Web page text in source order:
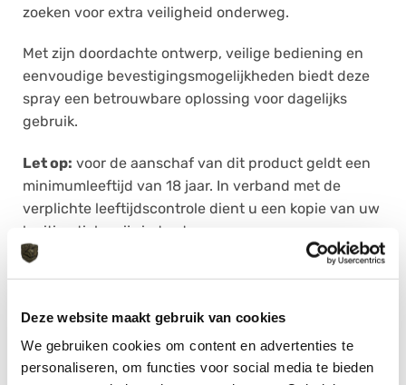
Deze website maakt gebruik van cookies
We gebruiken cookies om content en advertenties te
personaliseren, om functies voor social media te bieden
zoeken voor extra veiligheid onderweg.
Met zijn doordachte ontwerp, veilige bediening en
eenvoudige bevestigingsmogelijkheden biedt deze
spray een betrouwbare oplossing voor dagelijks
gebruik.
Let op: voor de aanschaf van dit product geldt een
minimumleeftijd van 18 jaar. In verband met de
verplichte leeftijdscontrole dient u een kopie van uw
legitimatiebewijs in te sturen waarop uw naam,
geboortedatum en documentnummer duidelijk
leesbaar zijn.
AANVULLENDE INFORMATIE